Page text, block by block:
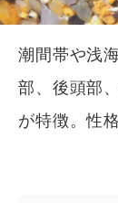
潮間帯や浅
部、後頭部
が特徴。性